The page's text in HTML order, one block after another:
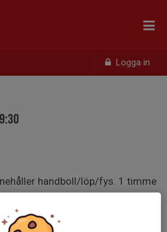
Logga in
handboll/löp/fys. 1 timme